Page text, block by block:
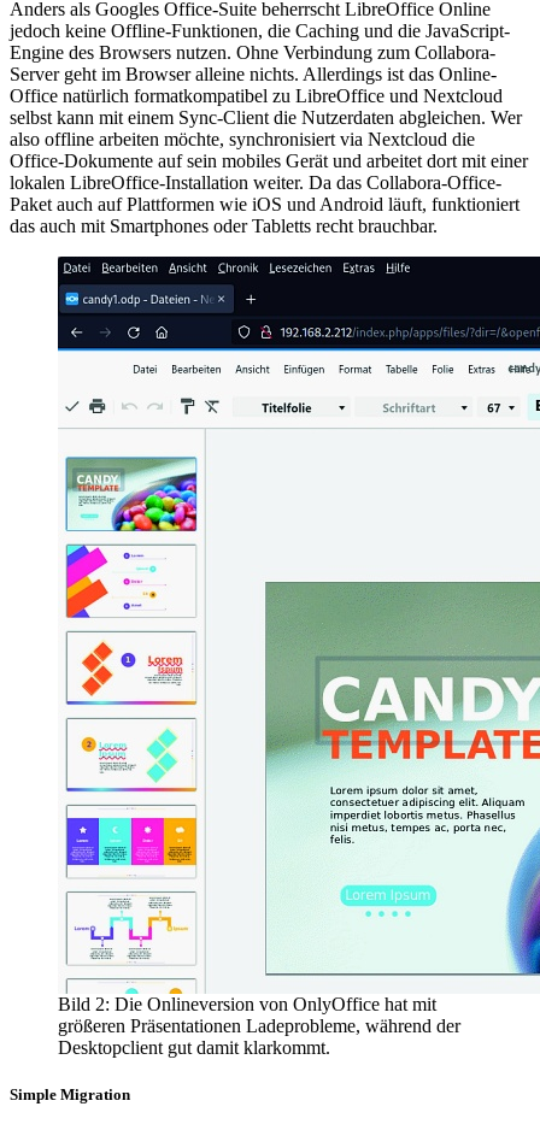
Anders als Googles Office-Suite beherrscht LibreOffice Online
jedoch keine Offline-Funktionen, die Caching und die JavaScript-
Engine des Browsers nutzen. Ohne Verbindung zum Collabora-
Server geht im Browser alleine nichts. Allerdings ist das Online-
Office natürlich formatkompatibel zu LibreOffice und Nextcloud
selbst kann mit einem Sync-Client die Nutzerdaten abgleichen. Wer
also offline arbeiten möchte, synchronisiert via Nextcloud die
Office-Dokumente auf sein mobiles Gerät und arbeitet dort mit einer
lokalen LibreOffice-Installation weiter. Da das Collabora-Office-
Paket auch auf Plattformen wie iOS und Android läuft, funktioniert
das auch mit Smartphones oder Tabletts recht brauchbar.
Bild 2: Die Onlineversion von OnlyOffice hat mit
größeren Präsentationen Ladeprobleme, während der
Desktopclient gut damit klarkommt.
Simple Migration